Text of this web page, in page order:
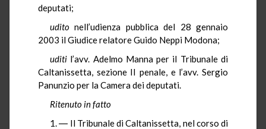
deputati;
udito nell’udienza pubblica del 28 gennaio
2003 il Giudice relatore Guido Neppi Modona;
uditi l’avv. Adelmo Manna per il Tribunale di
Caltanissetta, sezione II penale, e l’avv. Sergio
Panunzio per la Camera dei deputati.
Ritenuto in fatto
1. ― Il Tribunale di Caltanissetta, nel corso di